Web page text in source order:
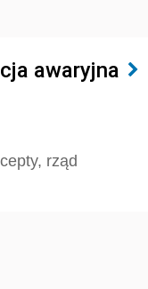
awaryjna
rząd